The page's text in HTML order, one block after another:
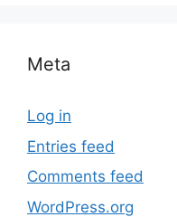
Meta
Log in
Entries feed
Comments feed
WordPress.org